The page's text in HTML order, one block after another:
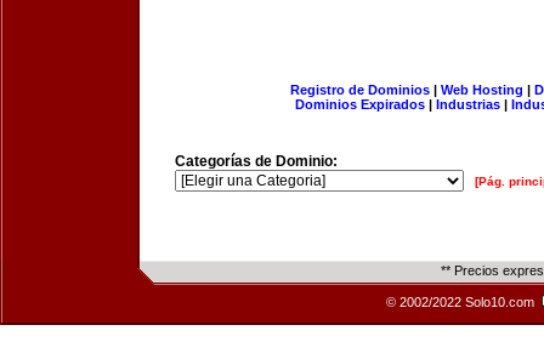
Registro de Dominios| Web Hosting |
Dominios Expirados | Industrias |
Categorías de Dominio:
[Pág.
** Precios
© 2002/2022 Solo10.com